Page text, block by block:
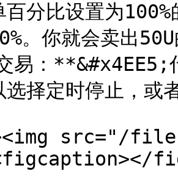
百分比设置为
。你就会卖出
：**&#x4EE5;
选择定时停止，或
src="/files/